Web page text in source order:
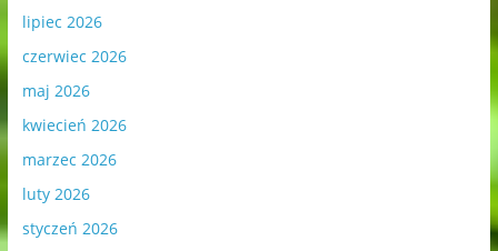
lipiec 2026
czerwiec 2026
maj 2026
kwiecień 2026
marzec 2026
luty 2026
styczeń 2026